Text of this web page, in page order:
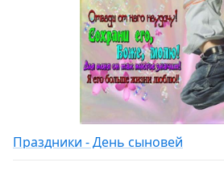
Праздники - День сыновей